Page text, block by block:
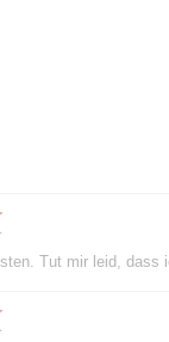
Tut mir leid,